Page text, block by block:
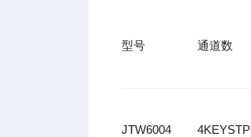
型号 通道数
JTW6004 4KEYSTP